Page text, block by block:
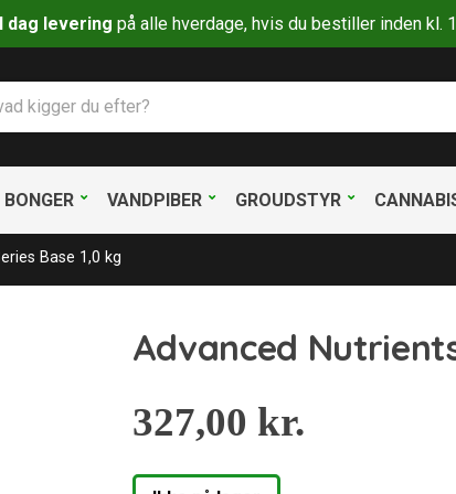
dag levering på alle hverdage, hvis du bestiller inden kl.
BONGER VANDPIBER GROUDSTYR
Base 1,0 kg
Advanced
327,00 kr.